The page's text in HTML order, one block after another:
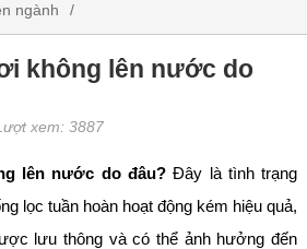
ngành
nước do đâu?
không lên nước do
xem: 3887
lên nước do đâu? Đây là tình trạng
lọc tuần hoàn hoạt động kém hiệu quả,
lưu thông và có thể ảnh hưởng đến